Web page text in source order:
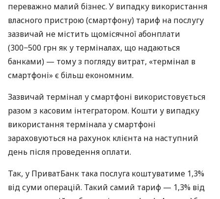
переважно малий бізнес. У випадку використання
власного пристрою (смартфону) тариф на послугу
зазвичай не містить щомісячної абонплати
(300−500 грн як у терміналах, що надаються
банками) — тому з погляду витрат, «термінал в
смартфоні» є більш економним.
Зазвичай термінал у смартфоні використовується
разом з касовим інтегратором. Кошти у випадку
використання термінала у смартфоні
зараховуються на рахунок клієнта на наступний
день після проведення оплати.
Так, у ПриватБанк така послуга коштуватиме 1,3%
від суми операцій. Такий самий тариф — 1,3% від